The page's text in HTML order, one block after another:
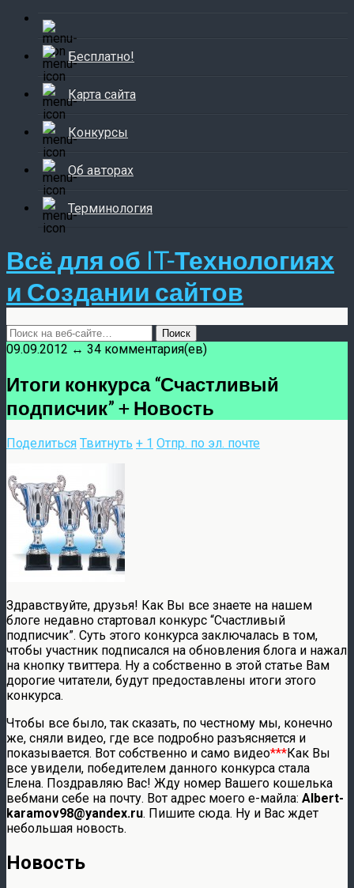
Бесплатно!
Карта сайта
Конкурсы
Об авторах
Терминология
Всё для об IT-Технологиях
и Создании сайтов
09.09.2012 ↔ 34 комментария(ев)
Итоги конкурса “Счастливый
подписчик” + Новость
Поделиться Твитнуть + 1 Отпр. по эл. почте
Здравствуйте, друзья! Как Вы все знаете на нашем
блоге недавно стартовал конкурс “Счастливый
подписчик”. Суть этого конкурса заключалась в том,
чтобы участник подписался на обновления блога и нажал
на кнопку твиттера. Ну а собственно в этой статье Вам
дорогие читатели, будут предоставлены итоги этого
конкурса.
Чтобы все было, так сказать, по честному мы, конечно
же, сняли видео, где все подробно разъясняется и
показывается. Вот собственно и само видео***Как Вы
все увидели, победителем данного конкурса стала
Елена. Поздравляю Вас! Жду номер Вашего кошелька
вебмани себе на почту. Вот адрес моего е-майла: Albert-
karamov98@yandex.ru. Пишите сюда. Ну и Вас ждет
небольшая новость.
Новость